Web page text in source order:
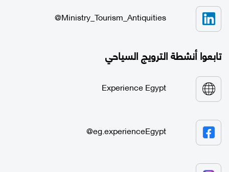
Ministry_Tourism_Antiquities@
تابعوا أنشطة الترويج السياحي
Experience Egypt
eg.experienceEgypt@